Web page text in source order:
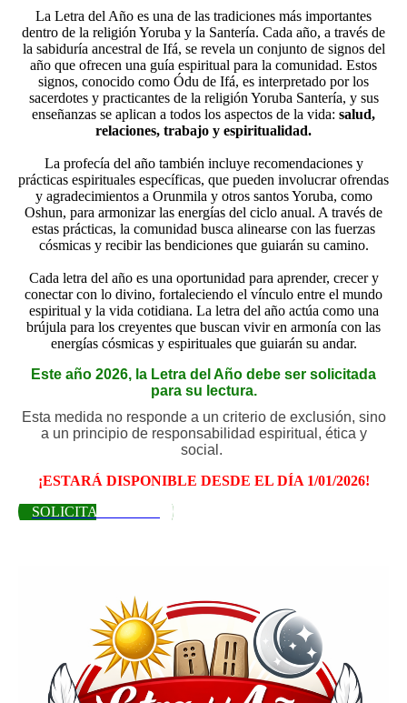
La Letra del Año es una de las tradiciones más importantes
dentro de la religión Yoruba y la Santería. Cada año, a través de
la sabiduría ancestral de Ifá, se revela un conjunto de signos del
año que ofrecen una guía espiritual para la comunidad. Estos
signos, conocido como Ódu de Ifá, es interpretado por los
sacerdotes y practicantes de la religión Yoruba Santería, y sus
enseñanzas se aplican a todos los aspectos de la vida: salud,
relaciones, trabajo y espiritualidad.
La profecía del año también incluye recomendaciones y
prácticas espirituales específicas, que pueden involucrar ofrendas
y agradecimientos a Orunmila y otros santos Yoruba, como
Oshun, para armonizar las energías del ciclo anual. A través de
estas prácticas, la comunidad busca alinearse con las fuerzas
cósmicas y recibir las bendiciones que guiarán su camino.
Cada letra del año es una oportunidad para aprender, crecer y
conectar con lo divino, fortaleciendo el vínculo entre el mundo
espiritual y la vida cotidiana. La letra del año actúa como una
brújula para los creyentes que buscan vivir en armonía con las
energías cósmicas y espirituales que guiarán su andar.
Este año 2026, la Letra del Año debe ser solicitada
para su lectura.
Esta medida no responde a un criterio de exclusión, sino
a un principio de responsabilidad espiritual, ética y
social.
¡ESTARÁ DISPONIBLE DESDE EL DÍA 1/01/2026!
SOLICITAR LETRA